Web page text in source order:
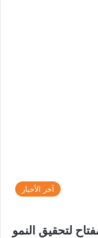
آخر الأخبار
لتحقيق النمو